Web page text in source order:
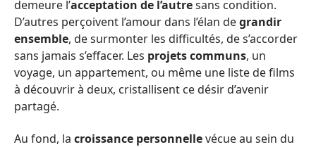
demeure l’acceptation de l’autresans condition.
D’autres perçoivent l’amour dans l’élan degrandir
ensemble, de surmonter les difficultés, de s’accorder
sans jamais s’effacer. Les projets communs, un
voyage, un appartement, ou même une liste de films
à découvrir à deux, cristallisent ce désir d’avenir
partagé.
Au fond, la croissance personnellevécue au sein du